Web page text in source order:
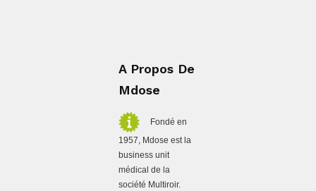
A Propos De
Mdose
Fondé en
1957, Mdose est la
business unit
médical de la
société Multiroir.